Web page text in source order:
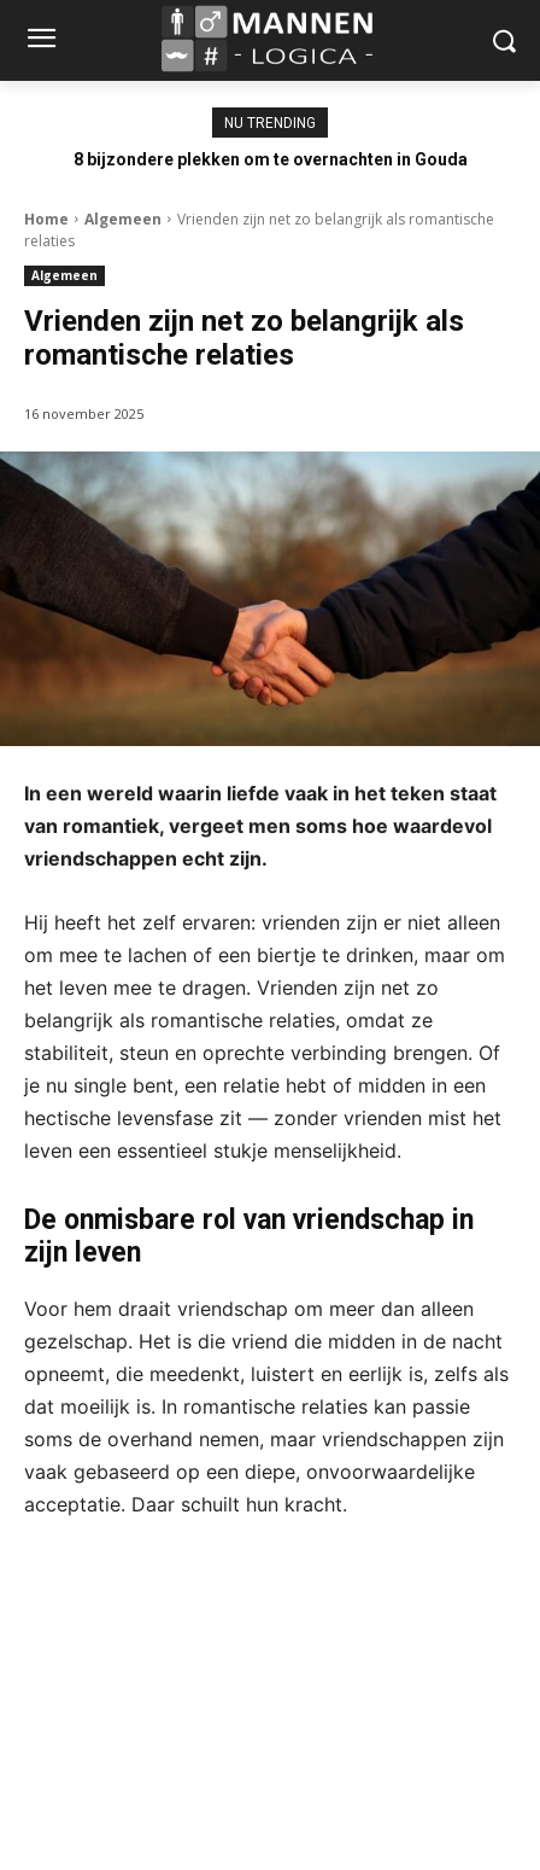
NU TRENDING
8 bijzondere plekken om te overnachten in Gouda
Home Algemeen
Vrienden zijn net zo belangrijk als romantische
relaties
Algemeen
Vrienden zijn net zo belangrijk als
romantische relaties
16 november 2025
In een wereld waarin liefde vaak in het teken staat
van romantiek, vergeet men soms hoe waardevol
vriendschappen echt zijn.
Hij heeft het zelf ervaren: vrienden zijn er niet alleen
om mee te lachen of een biertje te drinken, maar om
het leven mee te dragen. Vrienden zijn net zo
belangrijk als romantische relaties, omdat ze
stabiliteit, steun en oprechte verbinding brengen. Of
je nu single bent, een relatie hebt of midden in een
hectische levensfase zit — zonder vrienden mist het
leven een essentieel stukje menselijkheid.
De onmisbare rol van vriendschap in
zijn leven
Voor hem draait vriendschap om meer dan alleen
gezelschap. Het is die vriend die midden in de nacht
opneemt, die meedenkt, luistert en eerlijk is, zelfs als
dat moeilijk is. In romantische relaties kan passie
soms de overhand nemen, maar vriendschappen zijn
vaak gebaseerd op een diepe, onvoorwaardelijke
acceptatie. Daar schuilt hun kracht.